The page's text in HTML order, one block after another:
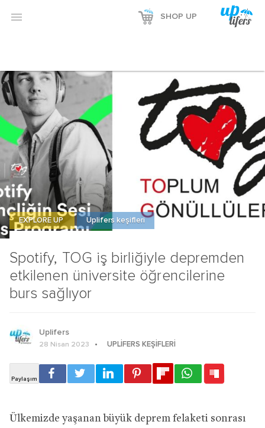
Reklamı Göster
Reklamı Gizle
 SHOP UP
Spotify, TOG iş birliğiyle depremden
etkilenen üniversite öğrencilerine
burs sağlıyor
EXPLORE UP Uplifers keşifleri
Uplifers
28 Nisan 2023 UPLIFERS KEŞIFLERI
Ülkemizde yaşanan büyük deprem felaketi sonrası